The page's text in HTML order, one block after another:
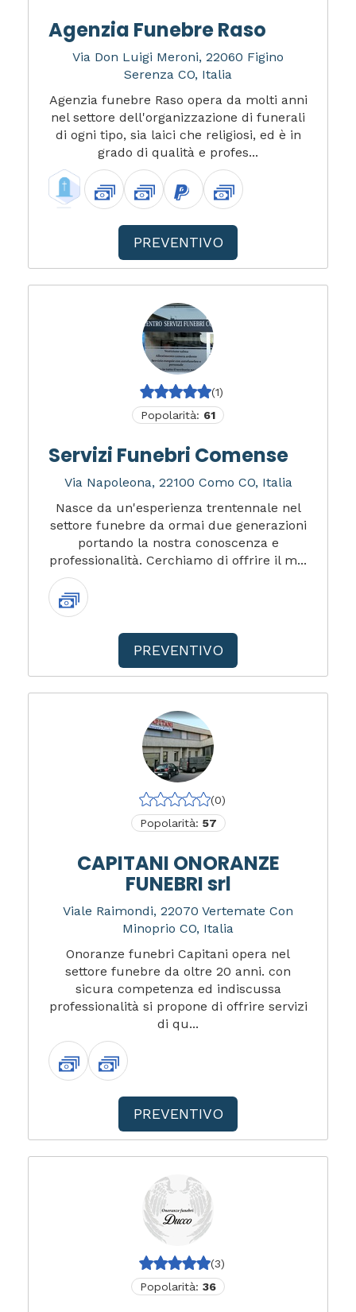
Agenzia Funebre Raso
Via Don Luigi Meroni, 22060 Figino
Serenza CO, Italia
Agenzia funebre Raso opera da molti anni
nel settore dell'organizzazione di funerali
di ogni tipo, sia laici che religiosi, ed è in
grado di qualità e profes...
PREVENTIVO
(1)
Popolarità: 61
Servizi Funebri Comense
Via Napoleona, 22100 Como CO, Italia
Nasce da un'esperienza trentennale nel
settore funebre da ormai due generazioni
portando la nostra conoscenza e
professionalità. Cerchiamo di offrire il m...
PREVENTIVO
(0)
Popolarità: 57
CAPITANI ONORANZE
FUNEBRI srl
Viale Raimondi, 22070 Vertemate Con
Minoprio CO, Italia
Onoranze funebri Capitani opera nel
settore funebre da oltre 20 anni. con
sicura competenza ed indiscussa
professionalità si propone di offrire servizi
di qu...
PREVENTIVO
(3)
Popolarità: 36